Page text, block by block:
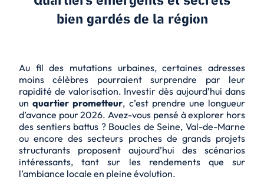
bien gardés de la région
Au fil des mutations urbaines, certaines adresses
moins célèbres pourraient surprendre par leur
rapidité de valorisation. Investir dès aujourd’hui dans
unquartier prometteur, c’est prendre une longueur
d’avance pour 2026. Avez-vous pensé à explorer hors
des sentiers battus ? Boucles de Seine, Val-de-Marne
ou encore des secteurs proches de grands projets
structurants proposent aujourd’hui des scénarios
intéressants, tant sur les rendements que sur
l’ambiance locale en pleine évolution.